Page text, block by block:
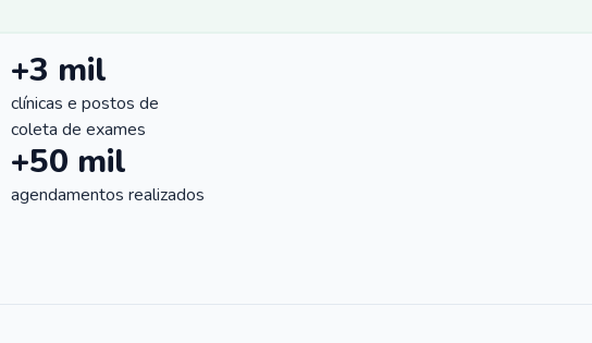
+3 mil
clínicas e postos de
coleta de exames
+50 mil
agendamentos realizados